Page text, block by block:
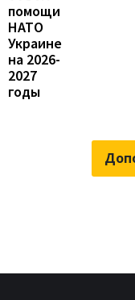
помощи
НАТО
Украине
на 2026-
2027
годы